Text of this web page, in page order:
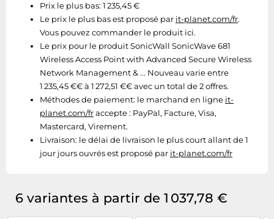
Prix le plus bas: 1 235,45 €
Le prix le plus bas est proposé par it-planet.com/fr.
Vous pouvez commander le produit ici.
Le prix pour le produit SonicWall SonicWave 681
Wireless Access Point with Advanced Secure Wireless
Network Management & ... Nouveau varie entre
1 235,45 €€ à 1 272,51 €€ avec un total de 2 offres.
Méthodes de paiement: le marchand en ligne it-
planet.com/fraccepte : PayPal, Facture, Visa,
Mastercard, Virement.
Livraison: le délai de livraison le plus court allant de 1
jour jours ouvrés est proposé par it-planet.com/fr
6 variantes à partir de 1 037,78 €